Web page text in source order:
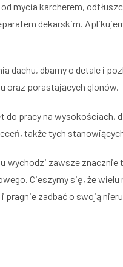
mycia karcherem,
dekarskim.
dachu, dbamy o detale i
oraz porastających glonów.
do pracy na wysokościach,
także tych
wychodzi zawsze znacznie
Cieszymy się, że wielu
zadbać o swoją